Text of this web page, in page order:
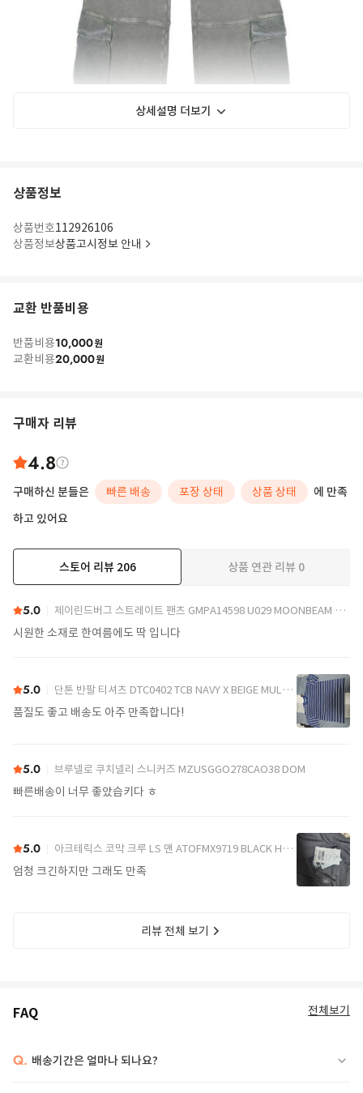
상세설명 더보기
상품정보
상품번호112926106
상품정보상품고시정보 안내
교환 반품비용
반품비용10,000원
교환비용20,000원
구매자 리뷰
4.8
구매하신 분들은 빠른 배송 포장 상태 상품 상태
에 만족
하고 있어요
스토어 리뷰 206 상품 연관 리뷰 0
5.0 제이린드버그 스트레이트 팬츠 GMPA14598 U029 MOONBEAM DOM
시원한 소재로 한여름에도 딱 입니다
5.0 단톤 반팔 티셔츠 DTC0402 TCB NAVY X BEIGE MULTI DOM
품질도 좋고 배송도 아주 만족합니다!
5.0 브루넬로 쿠치넬리 스니커즈 MZUSGGO278CAO38 DOM
빠른배송이 너무 좋았습키다 ㅎ
5.0 아크테릭스 코막 크루 LS 맨 ATOFMX9719 BLACK HEATHER DOM
엄청 크긴하지만 그래도 만족
리뷰 전체 보기
FAQ 전체보기
Q. 배송기간은 얼마나 되나요?